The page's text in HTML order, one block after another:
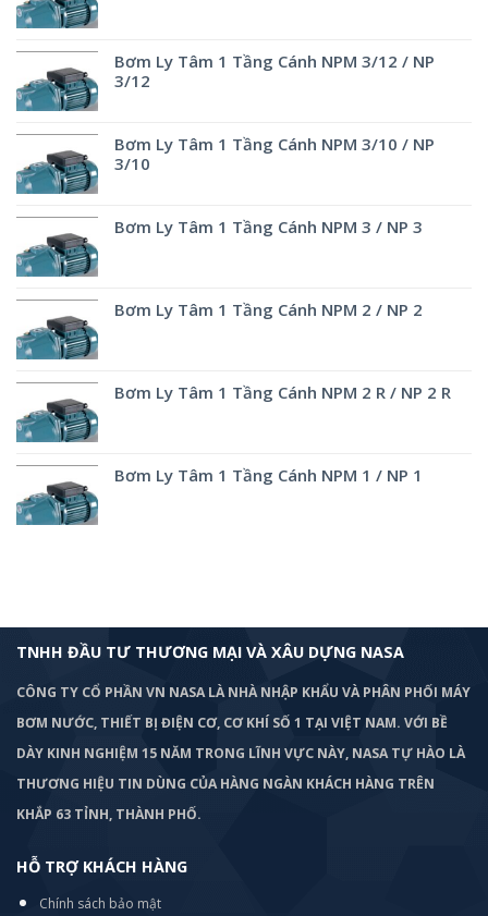
Bơm Ly Tâm 1 Tầng Cánh NPM 3/12 / NP
3/12
Bơm Ly Tâm 1 Tầng Cánh NPM 3/10 / NP
3/10
Bơm Ly Tâm 1 Tầng Cánh NPM 3 / NP 3
Bơm Ly Tâm 1 Tầng Cánh NPM 2 / NP 2
Bơm Ly Tâm 1 Tầng Cánh NPM 2 R / NP 2 R
Bơm Ly Tâm 1 Tầng Cánh NPM 1 / NP 1
TNHH ĐẦU TƯ THƯƠNG MẠI VÀ XÂU DỰNG NASA
CÔNG TY CỔ PHẦN VN NASA LÀ NHÀ NHẬP KHẨU VÀ PHÂN PHỐI MÁY
BƠM NƯỚC, THIẾT BỊ ĐIỆN CƠ, CƠ KHÍ SỐ 1 TẠI VIỆT NAM. VỚI BỀ
DÀY KINH NGHIỆM 15 NĂM TRONG LĨNH VỰC NÀY, NASA TỰ HÀO LÀ
THƯƠNG HIỆU TIN DÙNG CỦA HÀNG NGÀN KHÁCH HÀNG TRÊN
KHẮP 63 TỈNH, THÀNH PHỐ.
HỖ TRỢ KHÁCH HÀNG
Chính sách bảo mật